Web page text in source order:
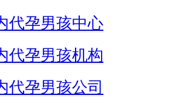
代孕男孩中心
代孕男孩机构
代孕男孩公司